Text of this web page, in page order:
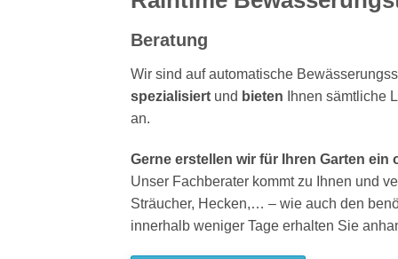
Beratung
Wir sind auf automatische
spezialisiert und bieten Ihnen sämtliche
an.
Gerne erstellen wir für Ihren Garten
Unser Fachberater kommt zu Ihnen und
Sträucher, Hecken,… – wie auch den
innerhalb weniger Tage erhalten Sie